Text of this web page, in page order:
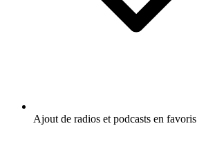
Ajout de radios et podcasts en favoris